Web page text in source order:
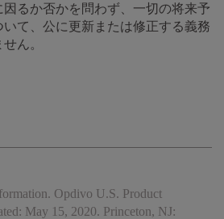
因るか否かを問わず、一切の将来予
て、公に更新または修正する義務
ん。
Opdivo U.S. Product
May 15, 2020. Princeton, NJ: